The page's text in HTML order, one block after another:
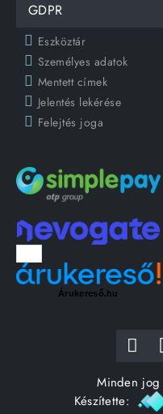
GDPR
Eszköztár
Személyes adatok
Mentett címek
Jelentés lekérése
Felejtés joga
Árukereső.hu
Minden
Készítette: